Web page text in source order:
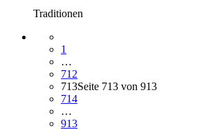
Traditionen
1
…
712
713Seite 713 von 913
714
…
913